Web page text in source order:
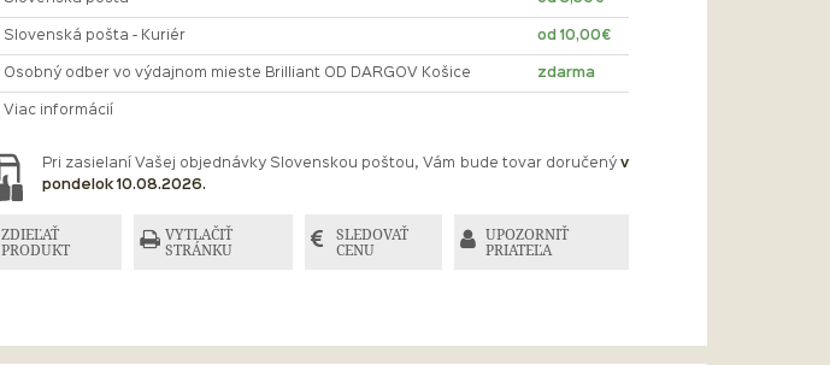
Slovenská pošta - Kuriér od 10,00€
Osobný odber vo výdajnom mieste Brilliant OD DARGOV Košice zdarma
Viac informácií
Pri zasielaní Vašej objednávky Slovenskou poštou, Vám bude tovar doručený v
pondelok 10.08.2026.
ZDIEĽAŤ
PRODUKT
VYTLAČIŤ
STRÁNKU
SLEDOVAŤ
CENU
UPOZORNIŤ
PRIATEĽA